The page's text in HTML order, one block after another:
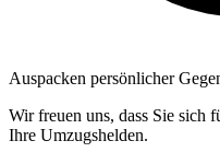
Auspacken persönlicher
Wir freuen uns, dass Sie sich
Ihre Umzugshelden.